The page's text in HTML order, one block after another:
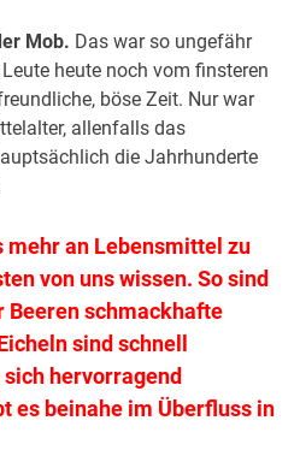
Mob. Das war so ungefähr
heute noch vom finsteren
böse Zeit. Nur war
allenfalls das
die Jahrhunderte
mehr an Lebensmittel zu
von uns wissen. So sind
Beeren schmackhafte
sind schnell
hervorragend
es beinahe im Überfluss in